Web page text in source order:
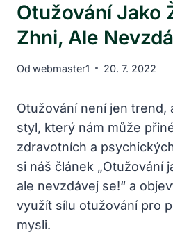
Otužování Jako
Zhni, Ale
Od webmaster1 20. 7. 2022
Otužování není jen trend,
styl, který nám může
zdravotních a
si náš článek „Otužování
ale nevzdávej se!“ a
využít sílu otužování pro
mysli.